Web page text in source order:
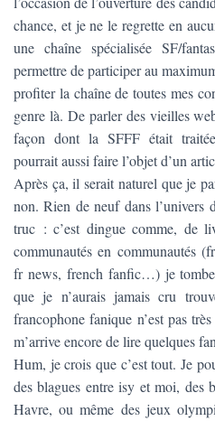
chance, et je ne le regrette en
une chaîne spécialisée SF/
permettre de participer au
profiter la chaîne de toutes mes
genre là. De parler des vieilles
façon dont la SFFF était
pourrait aussi faire l’objet d’un
Après ça, il serait naturel que je
non. Rien de neuf dans l’univers
truc : c’est dingue comme, de
communautés en communautés
fr news, french fanfic…) je tombe
que je n’aurais jamais cru
francophone fanique n’est pas
m’arrive encore de lire quelques
Hum, je crois que c’est tout. Je
des blagues entre isy et moi, des
Havre, ou même des jeux